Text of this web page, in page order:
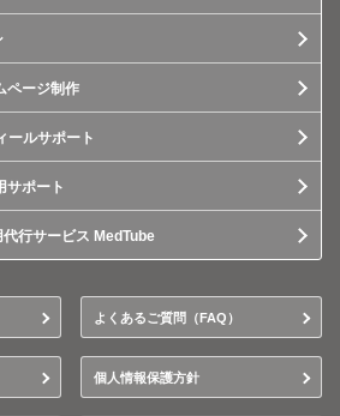
ページ制作
ールサポート
サポート
行サービス MedTube
よくあるご質問（FAQ）
個人情報保護方針